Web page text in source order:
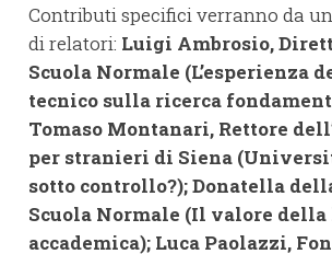
Contributi specifici verranno da
di relatori: Luigi Ambrosio,
Scuola Normale (L’esperienza
tecnico sulla ricerca
Tomaso Montanari, Rettore
per stranieri di Siena
sotto controllo?); Donatella
Scuola Normale (Il valore
accademica); Luca Paolazzi,